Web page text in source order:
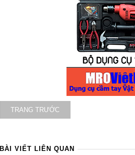
TRANG TRƯỚC
BÀI VIẾT LIÊN QUAN